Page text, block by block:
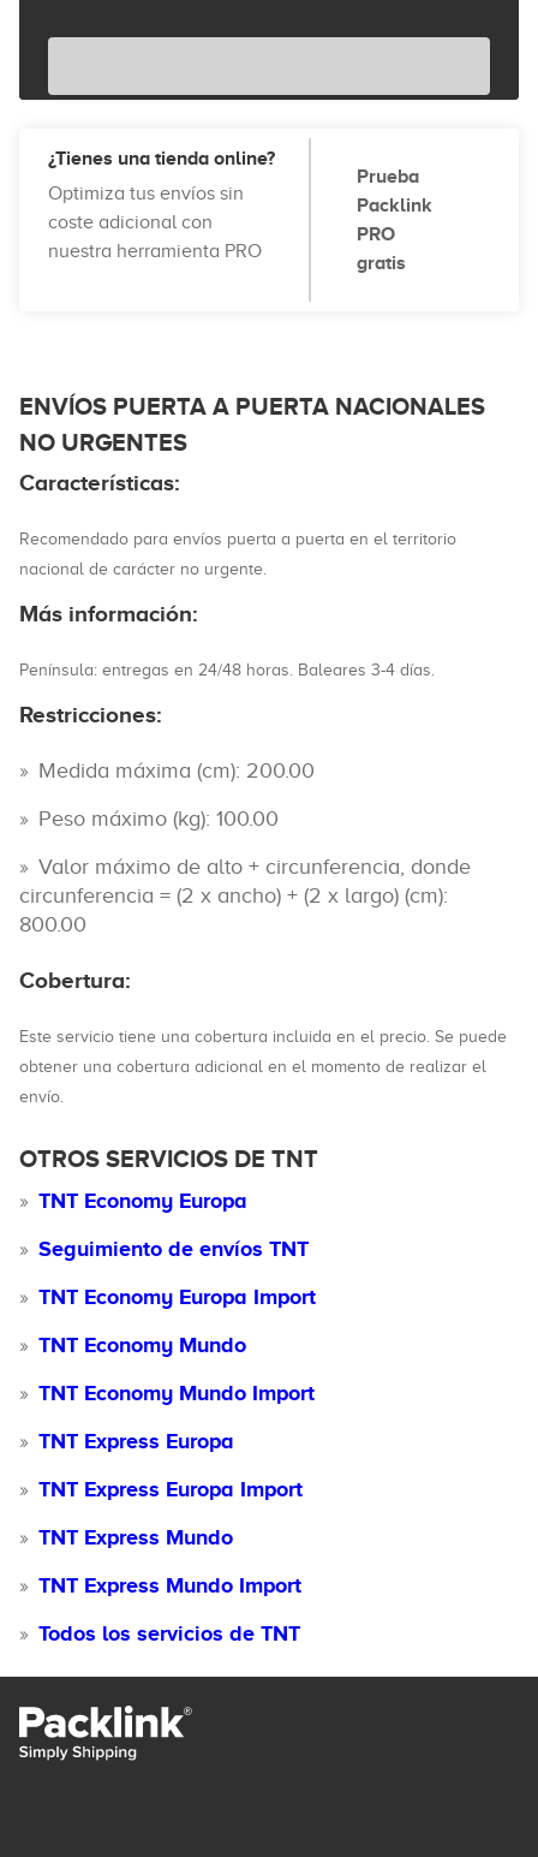
¿Tienes una tienda online?
Optimiza tus envíos sin
coste adicional con
nuestra herramienta PRO
Prueba
Packlink
PRO
gratis
ENVÍOS PUERTA A PUERTA NACIONALES
NO URGENTES
Características:
Recomendado para envíos puerta a puerta en el territorio
nacional de carácter no urgente.
Más información:
Península: entregas en 24/48 horas. Baleares 3-4 días.
Restricciones:
Medida máxima (cm): 200.00
Peso máximo (kg): 100.00
Valor máximo de alto + circunferencia, donde
circunferencia = (2 x ancho) + (2 x largo) (cm):
800.00
Cobertura:
Este servicio tiene una cobertura incluida en el precio. Se puede
obtener una cobertura adicional en el momento de realizar el
envío.
OTROS SERVICIOS DE TNT
TNT Economy Europa
Seguimiento de envíos TNT
TNT Economy Europa Import
TNT Economy Mundo
TNT Economy Mundo Import
TNT Express Europa
TNT Express Europa Import
TNT Express Mundo
TNT Express Mundo Import
Todos los servicios de TNT